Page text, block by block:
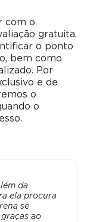
com o
gratuita.
o ponto
bem como
Por
e de
o
o
da
ela procura
se
ao